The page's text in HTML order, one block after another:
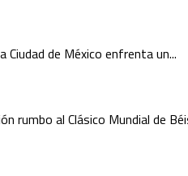
de México enfrenta un...
rumbo al Clásico Mundial de